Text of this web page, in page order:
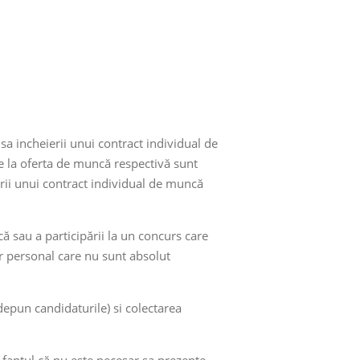
incheierii unui contract individual de
oferta de muncă respectivă sunt
unui contract individual de muncă
sau a participării la un concurs care
personal care nu sunt absolut
candidaturile) si colectarea